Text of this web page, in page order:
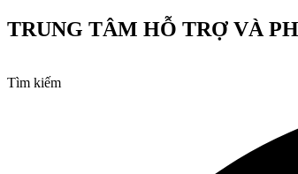
Chuyển
đến
TRUNG TÂM HỖ TRỢ VÀ
Tìm kiếm